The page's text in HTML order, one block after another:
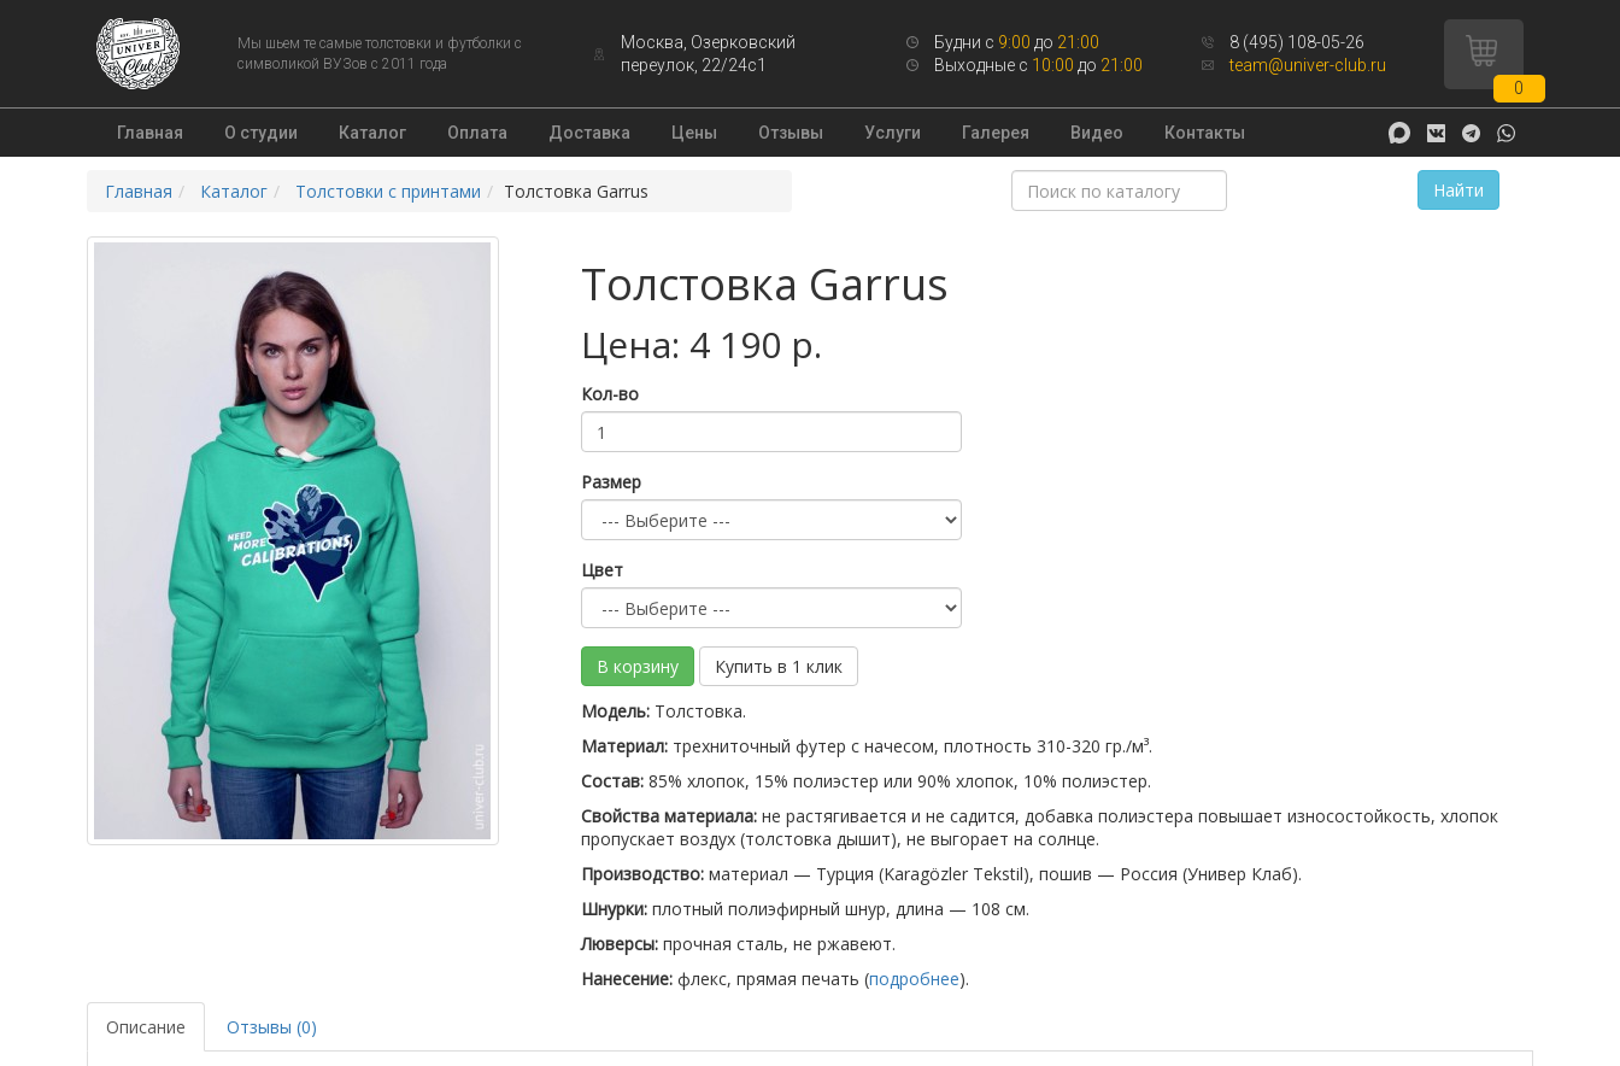
Мы шьем те самые толстовки и футболки с
символикой ВУЗов с 2011 года
Москва, Озерковский
переулок, 22/24с1
Будни с 9:00 до 21:00
Выходные с 10:00 до 21:00
8 (495) 108-05-26
team@univer-club.ru
0
Главная О студии Каталог Оплата Доставка Цены Отзывы Услуги Галерея Видео Контакты
Главная Каталог Толстовки с принтами Толстовка Garrus Найти
Толстовка Garrus
Цена: 4 190 р.
Кол-во
Размер
Цвет
В корзину
Купить в 1 клик
Модель:Толстовка.
Материал: трехниточный футер с начесом, плотность 310-320 гр./м³.
Состав:85% хлопок, 15% полиэстер или 90% хлопок, 10% полиэстер.
Свойства материала:не растягивается и не садится, добавка полиэстера повышает износостойкость, хлопок
пропускает воздух (толстовка дышит), не выгорает на солнце.
Производство: материал — Турция (Karagözler Tekstil), пошив — Россия (Универ Клаб).
Шнурки:плотный полиэфирный шнур, длина — 108 см.
Люверсы: прочная сталь, не ржавеют.
Нанесение: флекс, прямая печать (подробнее).
Описание Отзывы (0)